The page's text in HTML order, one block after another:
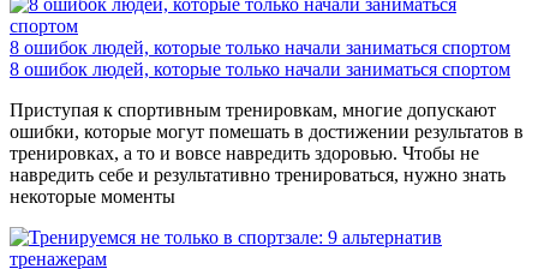
8 ошибок людей, которые только начали заниматься спортом
8 ошибок людей, которые только начали заниматься спортом
Приступая к спортивным тренировкам, многие допускают
ошибки, которые могут помешать в достижении результатов в
тренировках, а то и вовсе навредить здоровью. Чтобы не
навредить себе и результативно тренироваться, нужно знать
некоторые моменты